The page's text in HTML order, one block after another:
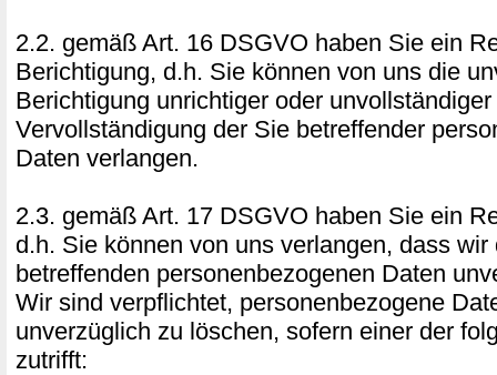
2.2. gemäß Art. 16 DSGVO haben Sie ein
Berichtigung, d.h. Sie können von uns die
Berichtigung unrichtiger oder
Vervollständigung der Sie betreffender
Daten verlangen.
2.3. gemäß Art. 17 DSGVO haben Sie ein
d.h. Sie können von uns verlangen, dass wir
betreffenden personenbezogenen Daten
Wir sind verpflichtet, personenbezogene
unverzüglich zu löschen, sofern einer der
zutrifft: